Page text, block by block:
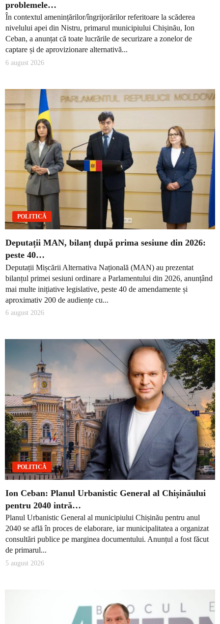
problemele…
În contextul amenințărilor/îngrijorărilor referitoare la scăderea
nivelului apei din Nistru, primarul municipiului Chișinău, Ion
Ceban, a anunțat că toate lucrările de securizare a zonelor de
captare și de aprovizionare alternativă...
6 august 2026
POLITICĂ
Deputații MAN, bilanț după prima sesiune din 2026:
peste 40…
Deputații Mișcării Alternativa Națională (MAN) au prezentat
bilanțul primei sesiuni ordinare a Parlamentului din 2026, anunțând
mai multe inițiative legislative, peste 40 de amendamente și
aproximativ 200 de audiențe cu...
6 august 2026
POLITICĂ
Ion Ceban: Planul Urbanistic General al Chișinăului
pentru 2040 intră…
Planul Urbanistic General al municipiului Chișinău pentru anul
2040 se află în proces de elaborare, iar municipalitatea a organizat
consultări publice pe marginea documentului. Anunțul a fost făcut
de primarul...
5 august 2026